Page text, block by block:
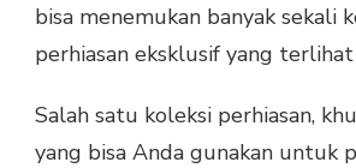
bisa menemukan banyak sekali
perhiasan eksklusif yang
Salah satu koleksi perhiasan,
yang bisa Anda gunakan untuk